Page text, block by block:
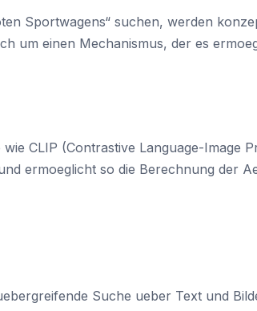
Sportwagens“ suchen, werden
um einen Mechanismus, der es
CLIP (Contrastive Language-Image
ermoeglicht so die Berechnung der
Suche ueber Text und